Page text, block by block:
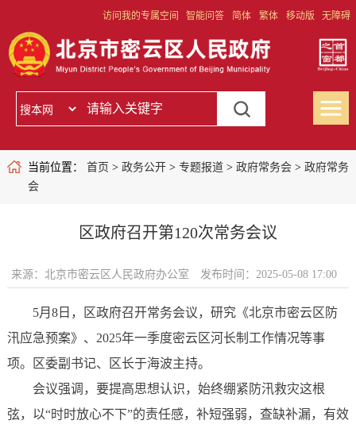
访问我的专属空间 智能问答 简体 繁体 移动版 无障碍
当前位置： 首页 > 政务公开> 专题报道> 政府常务会> 政府常务
会
区政府召开第120次常务会议
来源：北京市密云区人民政府办公室 发布时间：2025-05-08 17:00
5月8日，区政府召开常务会议，研究《北京市密云区防
汛应急预案》、2025年一季度密云区河长制工作情况等事
项。区委副书记、区长于海波主持。
会议强调，要提高思想认识，始终绷紧防汛救灾这根
弦，以“时时放心不下”的责任感，补短强弱，查缺补漏，有效